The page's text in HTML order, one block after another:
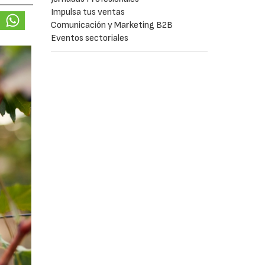
Impulsa tus ventas
Comunicación y Marketing B2B
Eventos sectoriales